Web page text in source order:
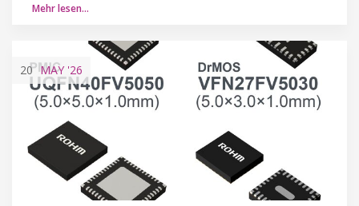
Mehr lesen…
20 MAY '26